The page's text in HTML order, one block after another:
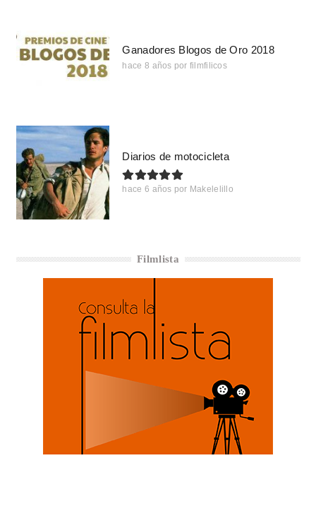
Ganadores Blogos de Oro 2018
hace 8 años por filmfilicos
Diarios de motocicleta
hace 6 años por Makelelillo
Filmlista